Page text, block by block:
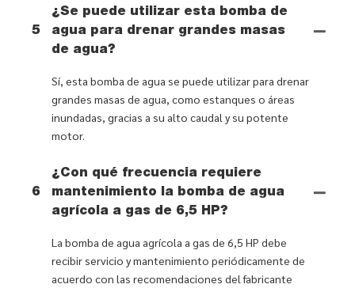
5
¿Se puede utilizar esta bomba de
agua para drenar grandes masas
de agua?
Sí, esta bomba de agua se puede utilizar para drenar
grandes masas de agua, como estanques o áreas
inundadas, gracias a su alto caudal y su potente
motor.
6
¿Con qué frecuencia requiere
mantenimiento la bomba de agua
agrícola a gas de 6,5 HP?
La bomba de agua agrícola a gas de 6,5 HP debe
recibir servicio y mantenimiento periódicamente de
acuerdo con las recomendaciones del fabricante